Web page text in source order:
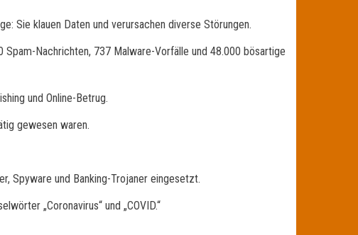
Sie klauen Daten und verursachen diverse Störungen.
Nachrichten, 737 Malware-Vorfälle und 48.000 bösartige
und Online-Betrug.
gewesen waren.
Spyware und Banking-Trojaner eingesetzt.
„Coronavirus“ und „COVID.“